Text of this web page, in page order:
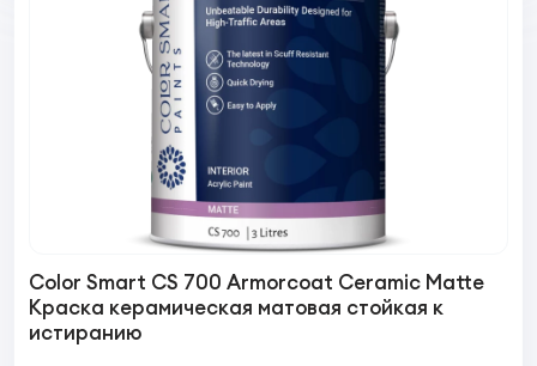
Color Smart CS 700 Armorcoat Ceramic Matte
Краска керамическая матовая стойкая к
истиранию